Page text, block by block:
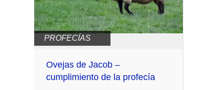
PROFECÍAS
Ovejas de Jacob –
cumplimiento de la profecía